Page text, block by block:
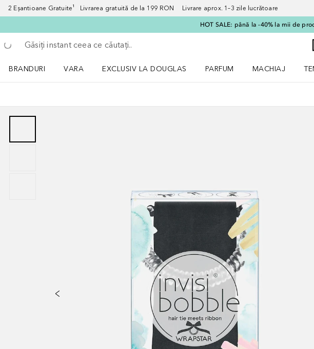
2 Eșantioane Gratuite¹ Livrarea gratuită de la 199 RON Livrare aprox. 1–3 zile lucrătoare
HOT SALE: până la -40% la mii de
Înapoi
Executați căutarea
BRANDURI
VARA
EXCLUSIV LA DOUGLAS
PARFUM
MACHIAJ